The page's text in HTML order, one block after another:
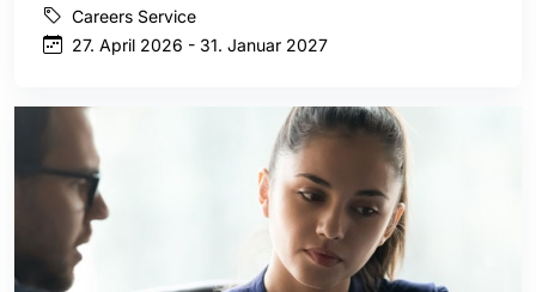
Careers Service
27. April 2026 - 31. Januar 2027